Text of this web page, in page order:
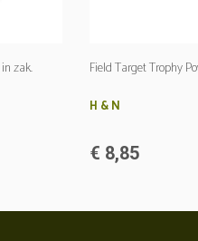
zak. Field Target Trophy
H & N
€ 8,85